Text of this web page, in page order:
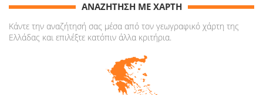
ΑΝΑΖΗΤΗΣΗ ΜΕ ΧΑΡΤΗ
Κάντε την αναζήτησή σας μέσα από τον γεωγραφικό χάρτη της
Ελλάδας και επιλέξτε κατόπιν άλλα κριτήρια.